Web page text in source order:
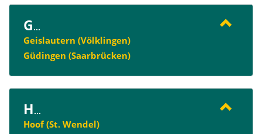
G...
Geislautern (Völklingen)
Güdingen (Saarbrücken)
H...
Hoof (St. Wendel)